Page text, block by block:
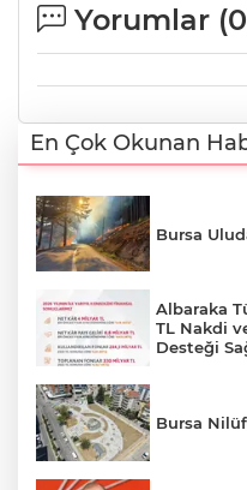
Yorumlar (0
En Çok Okunan
Bursa
Albaraka
TL Nakdi
Desteği
Bursa